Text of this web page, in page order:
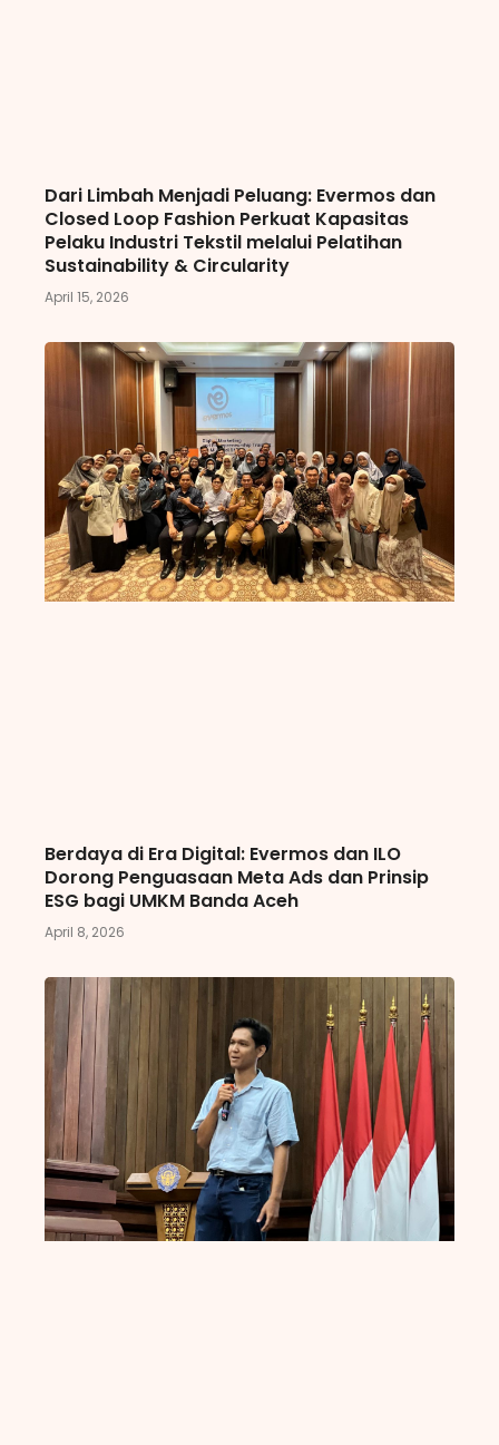
Dari Limbah Menjadi Peluang: Evermos dan
Closed Loop Fashion Perkuat Kapasitas
Pelaku Industri Tekstil melalui Pelatihan
Sustainability & Circularity
April 15, 2026
Berdaya di Era Digital: Evermos dan ILO
Dorong Penguasaan Meta Ads dan Prinsip
ESG bagi UMKM Banda Aceh
April 8, 2026